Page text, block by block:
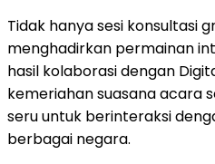
Tidak hanya sesi konsultasi
menghadirkan permainan
hasil kolaborasi dengan
kemeriahan suasana acara
seru untuk berinteraksi
berbagai negara.